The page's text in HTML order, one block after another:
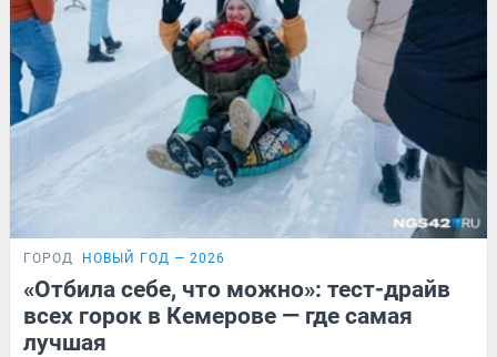
ГОРОД НОВЫЙ ГОД — 2026
«Отбила себе, что можно»: тест-драйв
всех горок в Кемерове — где самая
лучшая